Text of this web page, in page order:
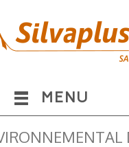
MENU